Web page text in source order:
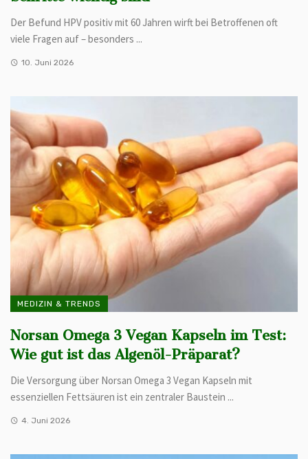
Der Befund HPV positiv mit 60 Jahren wirft bei Betroffenen oft
viele Fragen auf – besonders ...
10. Juni 2026
MEDIZIN & TRENDS
Norsan Omega 3 Vegan Kapseln im Test:
Wie gut ist das Algenöl-Präparat?
Die Versorgung über Norsan Omega 3 Vegan Kapseln mit
essenziellen Fettsäuren ist ein zentraler Baustein ...
4. Juni 2026